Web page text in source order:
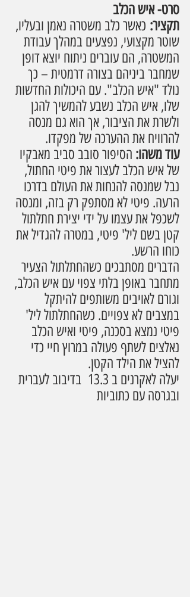
סרט- איש הכלב
תקציר: כאשר כלב משטרה נאמן ובעליו,
שוטר מקצועי, נפצעים במהלך עבודת
המשטרה, הם עוברים ניתוח יוצא דופן
שמחבר ביניהם בצורה דרמטית – כך
נולד "איש הכלב". עם היכולות החדשות
שלו, איש הכלב נשבע להמשיך להגן
ולשרת את הציבור, אך הוא גם מנסה
להרוויח את ההערכה של מפקדו.
עוד משהו: הסיפור סובב סביב מאבקיו
של איש הכלב לעצור את פיטי החתול,
נבל שמנסה להנחות את העולם בדרכו
הרעה. פיטי לא מסתפק רק בזה, ומנסה
לשכפל את עצמו על ידי יצירת חתלתול
קטן בשם ליל' פיטי, במטרה להגדיל את
כוחו הרשע.
הדברים מסתבכים כשהחתלתול הצעיר
מתחבר באופן בלתי צפוי עם איש הכלב,
וגורם לאויבים משותפים להיתקל
במצבים לא צפויים. כשהחתלתול ליל'
פיטי נמצא בסכנה, פיטי ואיש הכלב
נאלצים לשתף פעולה במרוץ חיי כדי
להציל את הילד הקטן.
יעלה לאקרנים ב 13.3  בדיבוב לעברית
ובגרסה עם כתוביות